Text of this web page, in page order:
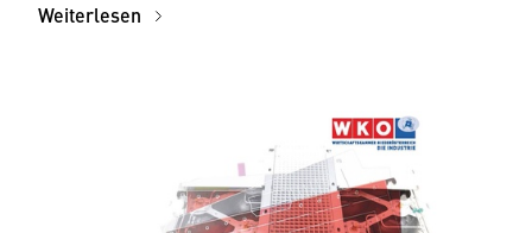
Weiterlesen